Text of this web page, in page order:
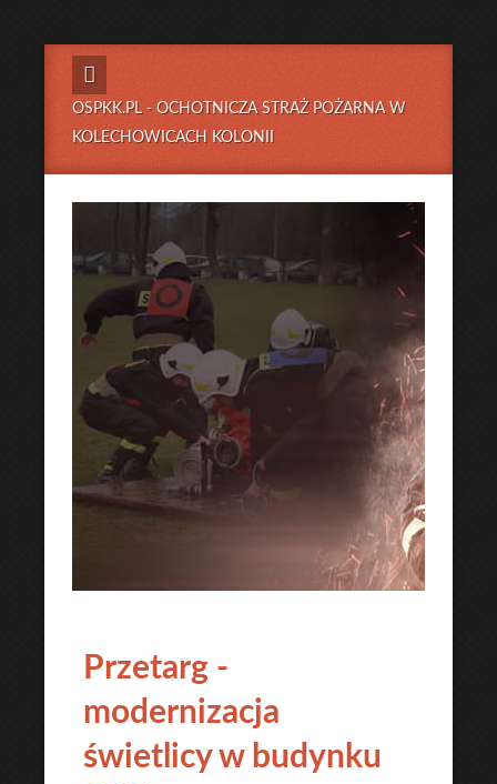
OSPKK.PL - OCHOTNICZA STRAŻ POŻARNA W
KOLECHOWICACH KOLONII
Przetarg -
modernizacja
świetlicy w budynku